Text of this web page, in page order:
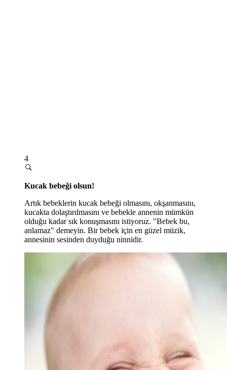
4
Kucak bebeği olsun!
Artık bebeklerin kucak bebeği olmasını, okşanmasını,
kucakta dolaştırılmasını ve bebekle annenin mümkün
olduğu kadar sık konuşmasını istiyoruz. "Bebek bu,
anlamaz" demeyin. Bir bebek için en güzel müzik,
annesinin sesinden duyduğu ninnidir.